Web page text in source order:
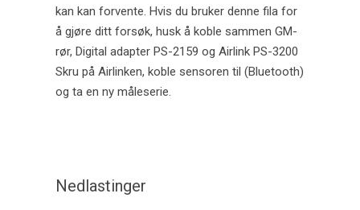
Ny katalog – det beste av PASCOs trådløse
sensorer med tilleggsutstyr.
PASCOs trådløse sensorer
Lær naturfag gjennom koding, se kort video!
kan kan forvente. Hvis du bruker denne fila for
å gjøre ditt forsøk, husk å koble sammen GM-
rør, Digital adapter PS-2159 og Airlink PS-3200
Skru på Airlinken, koble sensoren til (Bluetooth)
og ta en ny måleserie.
Nedlastinger